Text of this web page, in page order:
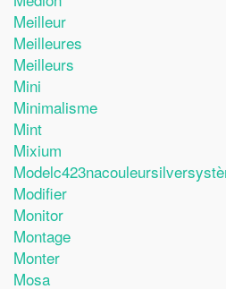
Meilleur
Meilleures
Meilleurs
Mini
Minimalisme
Mint
Mixium
Modifier
Monitor
Montage
Monter
Mosa